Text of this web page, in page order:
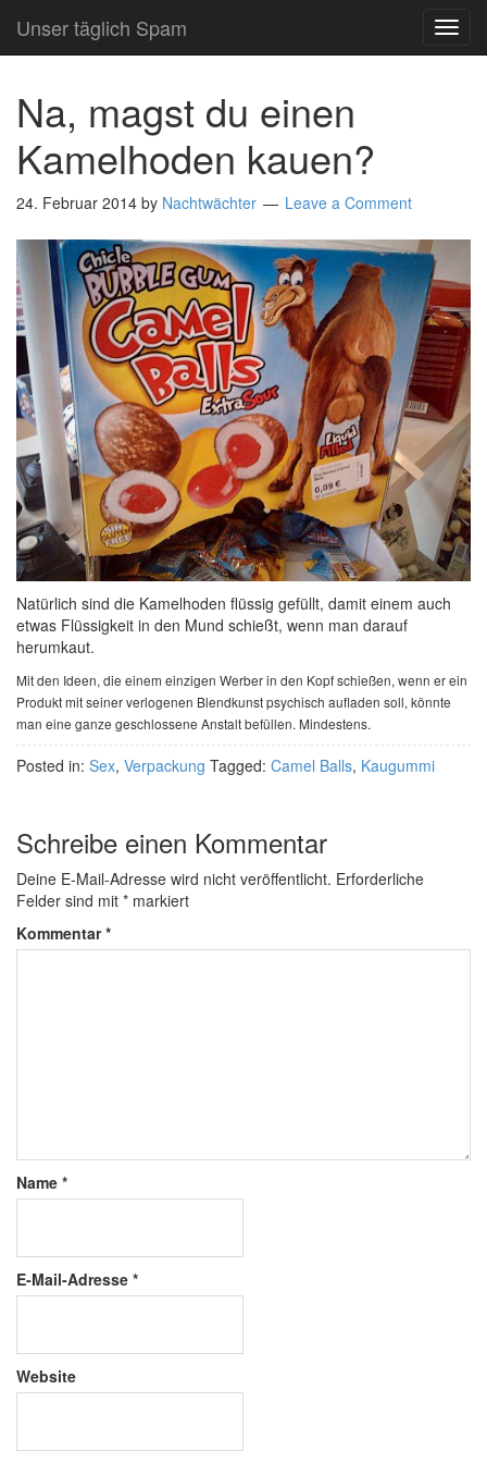
Unser täglich Spam
Na, magst du einen
Kamelhoden kauen?
24. Februar 2014 by Nachtwächter Leave a Comment
Natürlich sind die Kamelhoden flüssig gefüllt, damit einem auch
etwas Flüssigkeit in den Mund schießt, wenn man darauf
herumkaut.
Mit den Ideen, die einem einzigen Werber in den Kopf schießen, wenn er ein
Produkt mit seiner verlogenen Blendkunst psychisch aufladen soll, könnte
man eine ganze geschlossene Anstalt befüllen. Mindestens.
Posted in: Sex, Verpackung Tagged: Camel Balls, Kaugummi
Schreibe einen Kommentar
Deine E-Mail-Adresse wird nicht veröffentlicht. Erforderliche
Felder sind mit * markiert
Kommentar*
Name *
E-Mail-Adresse *
Website